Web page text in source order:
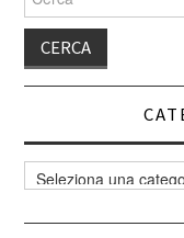
per:
Categorie
articoli